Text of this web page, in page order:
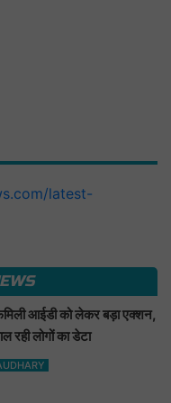
latest-
आईडी को लेकर बड़ा एक्शन,
रही लोगों का डेटा